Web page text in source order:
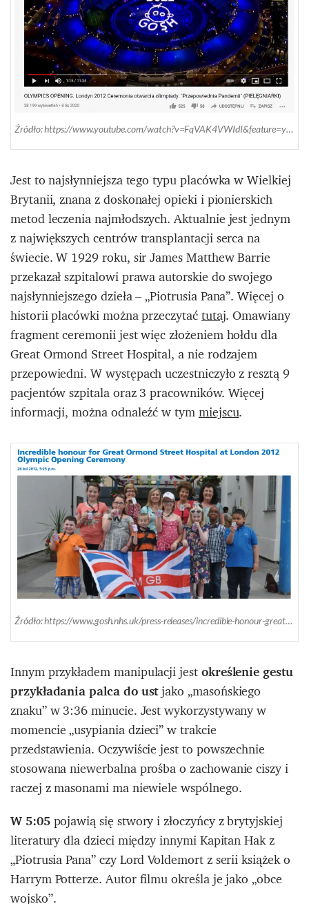
Źródło: https://www.youtube.com/watch?v=FqVAK4VWIdI&feature=youtu.be
Jest to najsłynniejsza tego typu placówka w Wielkiej
Brytanii, znana z doskonałej opieki i pionierskich
metod leczenia najmłodszych. Aktualnie jest jednym
z największych centrów transplantacji serca na
świecie. W 1929 roku, sir James Matthew Barrie
przekazał szpitalowi prawa autorskie do swojego
najsłynniejszego dzieła – „Piotrusia Pana”. Więcej o
historii placówki można przeczytaćtutaj. Omawiany
fragment ceremonii jest więc złożeniem hołdu dla
Great Ormond Street Hospital, a nie rodzajem
przepowiedni. W występach uczestniczyło z resztą 9
pacjentów szpitala oraz 3 pracowników. Więcej
informacji, można odnaleźć w tymmiejscu.
Źródło: https://www.gosh.nhs.uk/press-releases/incredible-honour-great-ormond-street-hospital-london-2012-olympic-opening-ceremony/
Innym przykładem manipulacji jestokreślenie gestu
przykładania palca do ustjako „masońskiego
znaku” w 3:36 minucie. Jest wykorzystywany w
momencie „usypiania dzieci” w trakcie
przedstawienia. Oczywiście jest to powszechnie
stosowana niewerbalna prośba o zachowanie ciszy i
raczej z masonami ma niewiele wspólnego.
W 5:05pojawią się stwory i złoczyńcy z brytyjskiej
literatury dla dzieci między innymi Kapitan Hak z
„Piotrusia Pana” czy Lord Voldemort z serii książek o
Harrym Potterze. Autor filmu określa je jako „obce
wojsko”.